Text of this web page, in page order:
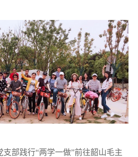
部践行“两学一做”前往韶山毛主